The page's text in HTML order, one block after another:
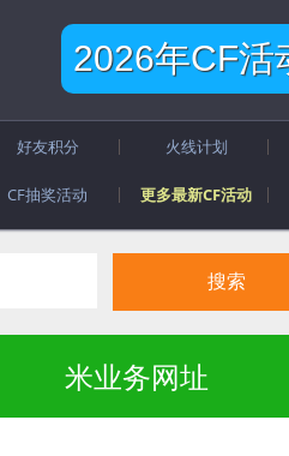
2026年CF活
好友积分 火线计划
CF抽奖活动 更多最新CF活动
米业务网址